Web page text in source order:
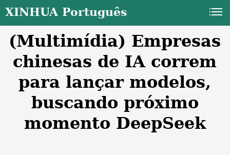
XINHUA Português
(Multimídia) Empresas
chinesas de IA correm
para lançar modelos,
buscando próximo
momento DeepSeek